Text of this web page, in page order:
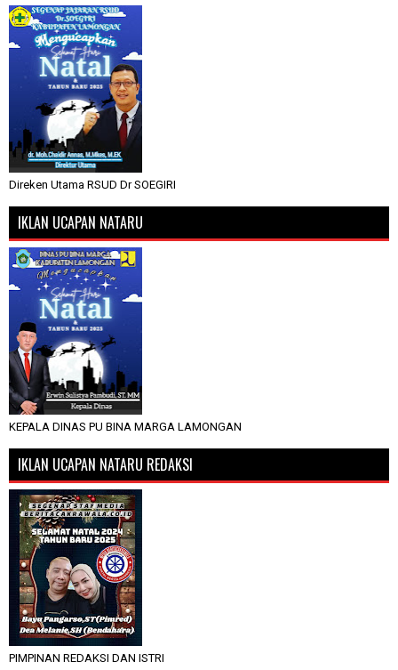
Direken Utama RSUD Dr SOEGIRI
IKLAN UCAPAN NATARU
KEPALA DINAS PU BINA MARGA LAMONGAN
IKLAN UCAPAN NATARU REDAKSI
PIMPINAN REDAKSI DAN ISTRI